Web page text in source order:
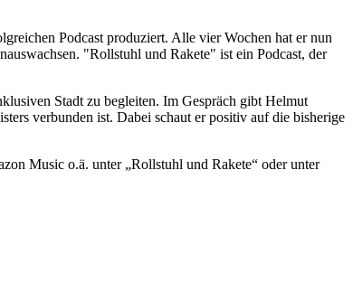
Podcast produziert. Alle vier Wochen hat er nun
"Rollstuhl und Rakete" ist ein Podcast, der
Stadt zu begleiten. Im Gespräch gibt Helmut
verbunden ist. Dabei schaut er positiv auf die bisherige
Music o.ä. unter „Rollstuhl und Rakete“ oder unter